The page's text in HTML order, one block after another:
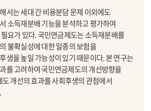
서는 세대 간 비용분담 문제 이외에도
소득재분배 기능을 분석하고 평가하여
요가 있다. 국민연금제도는 소득재분배를
불확실성에 대한 일종의 보험을
생을 높일 가능성이 있기 때문이다. 본 연구는
를 고려하여 국민연금제도의 개선방향을
개선의 효과를 사회후생의 관점에서